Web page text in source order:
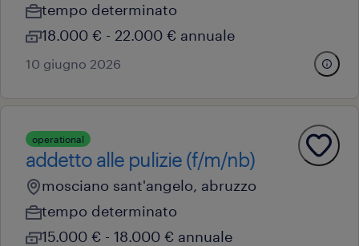
tempo determinato
18.000 € - 22.000 € annuale
10 giugno 2026
operational
addetto alle pulizie (f/m/nb)
mosciano sant'angelo, abruzzo
tempo determinato
15.000 € - 18.000 € annuale